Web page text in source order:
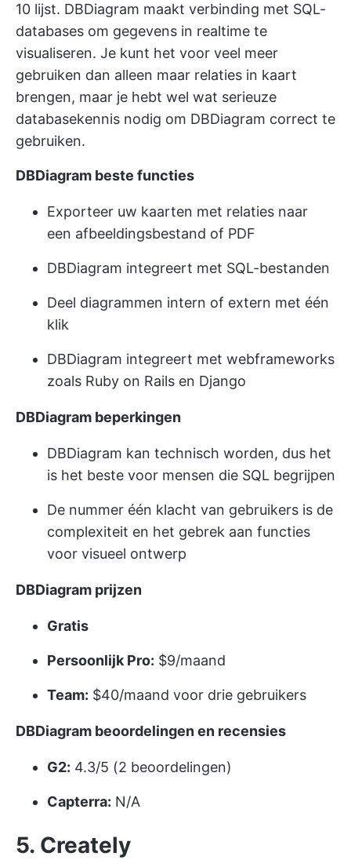
10 lijst. DBDiagram maakt verbinding met SQL-
databases om gegevens in realtime te
visualiseren. Je kunt het voor veel meer
gebruiken dan alleen maar relaties in kaart
brengen, maar je hebt wel wat serieuze
databasekennis nodig om DBDiagram correct te
gebruiken.
DBDiagram beste functies
Exporteer uw kaarten met relaties naar
een afbeeldingsbestand of PDF
DBDiagram integreert met SQL-bestanden
Deel diagrammen intern of extern met één
klik
DBDiagram integreert met webframeworks
zoals Ruby on Rails en Django
DBDiagram beperkingen
DBDiagram kan technisch worden, dus het
is het beste voor mensen die SQL begrijpen
De nummer één klacht van gebruikers is de
complexiteit en het gebrek aan functies
voor visueel ontwerp
DBDiagram prijzen
Gratis
Persoonlijk Pro: $9/maand
Team: $40/maand voor drie gebruikers
DBDiagram beoordelingen en recensies
G2: 4.3/5 (2 beoordelingen)
Capterra: N/A
5. Creately